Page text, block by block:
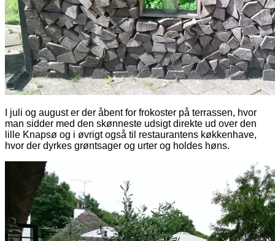
I juli og august er der åbent for frokoster på terrassen, hvor
man sidder med den skønneste udsigt direkte ud over den
lille Knapsø og i øvrigt også til restaurantens køkkenhave,
hvor der dyrkes grøntsager og urter og holdes høns.